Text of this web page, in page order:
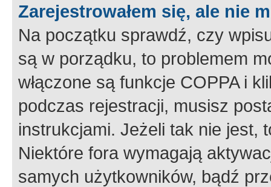
Zarejestrowałem się, ale nie
Na początku sprawdź, czy
są w porządku, to problemem
włączone są funkcje COPPA i
podczas rejestracji, musisz
instrukcjami. Jeżeli tak nie jest,
Niektóre fora wymagają
samych użytkowników, bądź